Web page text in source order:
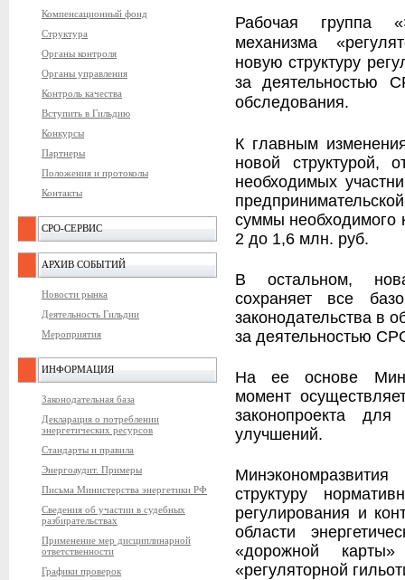
Компенсационный фонд
Структура
Органы контроля
Органы управления
Контроль качества
Вступить в Гильдию
Конкурсы
Партнеры
Положения и протоколы
Контакты
СРО-СЕРВИС
АРХИВ СОБЫТИЙ
Новости рынка
Деятельность Гильдии
Мероприятия
ИНФОРМАЦИЯ
Законодательная база
Декларация о потреблении
энергетических ресурсов
Стандарты и правила
Энергоаудит. Примеры
Письма Министерства энергетики РФ
Сведения об участии в судебных
разбирательствах
Применение мер дисциплинарной
ответственности
Графики проверок
Рабочая группа
механизма
новую структуру
за деятельностью
обследования.
К главным
новой структурой,
необходимых
суммы
2 до 1,6 млн. руб.
В остальном,
сохраняет все
законодательства в
за деятельностью
На ее основе
момент
законопроекта для
улучшений.
структуру
регулирования и
области
«дорожной
«регуляторной